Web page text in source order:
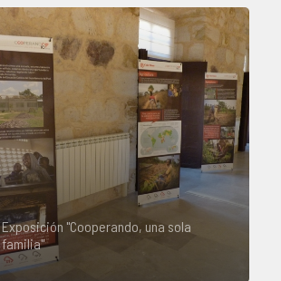
Exposición "Cooperando, una sola
familia"